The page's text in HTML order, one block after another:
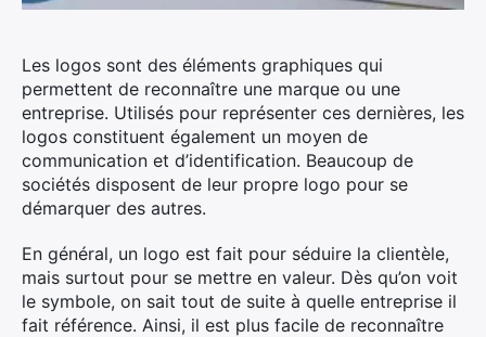
Les logos sont des éléments graphiques qui
permettent de reconnaître une marque ou une
entreprise. Utilisés pour représenter ces dernières, les
logos constituent également un moyen de
communication et d’identification. Beaucoup de
sociétés disposent de leur propre logo pour se
démarquer des autres.
En général, un logo est fait pour séduire la clientèle,
mais surtout pour se mettre en valeur. Dès qu’on voit
le symbole, on sait tout de suite à quelle entreprise il
fait référence. Ainsi, il est plus facile de reconnaître